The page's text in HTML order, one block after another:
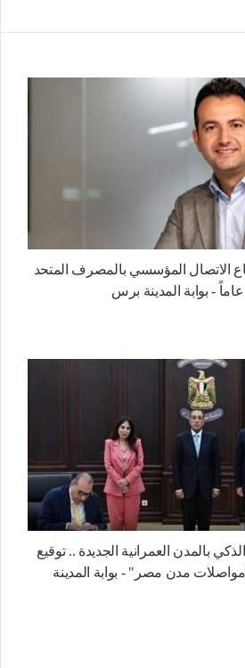
المؤسسي بالمصرف المتحد
بالمدن العمرانية الجديدة .. توقيع
مدن مصر" - بوابة المدينة